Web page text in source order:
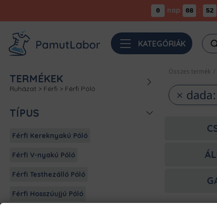
0 nap 08 : 52
KATEGÓRIÁK
TERMÉKEK
Ruházat > Férfi > Férfi Póló
TÍPUS
Férfi Kereknyakú Póló
Férfi V-nyakú Póló
Férfi Testhezálló Póló
Férfi Hosszúujjú Póló
Összes termék /